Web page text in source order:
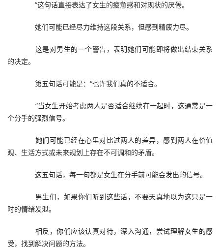
”这句话直接表达了女生的疲惫感和对现状的厌倦。
她们可能已经尽力维持这段关系，但感到精疲力尽。
这是对男生的一个警告，表明她们可能即将做出结束关系
的决定。​
第五句话可能是：“也许我们真的不适合。
”当女生开始考虑两人是否适合继续在一起时，这通常是一
个分手的强烈信号。
她们可能已经在心里对比过两人的差异，感到两人在价值
观、生活方式或未来规划上存在不可调和的矛盾。
这五句话，每一句都是女生在分手前可能会发出的信号。
男生们，如果你们听到这些话，不要天真地以为这只是一
时的情绪发泄。
相反，你们应该认真对待，深入沟通，尝试理解女生的感
受，找到解决问题的方法。